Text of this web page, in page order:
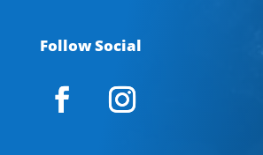
Follow Social